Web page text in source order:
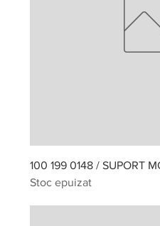
100 199 0148 / SUPORT
Stoc epuizat